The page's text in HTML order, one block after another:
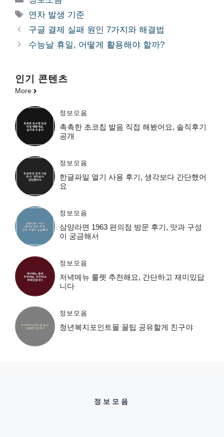
테
리
태
그
연차 발생 기준
구글 결제 실패 원인 7가지와 해결법
수능날 휴일, 어떻게 활용해야 할까?
인기 콘텐츠
More
정보모음
촉촉한 초코칩 발음 직접 해봤어요, 솔직후기
공개
정보모음
한글파일 열기 사용 후기, 생각보다 간단했어
요
정보모음
삼양라면 1963 편의점 방문 후기, 맛과 구성
이 궁금해서
정보모음
저녁메뉴 룰렛 추천해요, 간단하고 재미있답
니다
정보모음
청년복지포인트몰 꿀팁 공유할게 친구야
정보모음